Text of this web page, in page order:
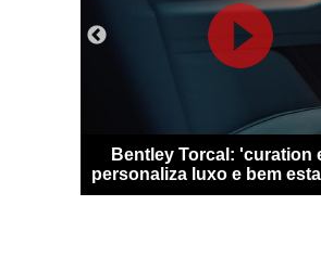
Bentley Torcal: 'curation
personaliza luxo e bem